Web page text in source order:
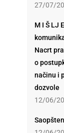
27/07/
M I Š LJ
Nacrt
o
načinu i
dozvole
12/06/